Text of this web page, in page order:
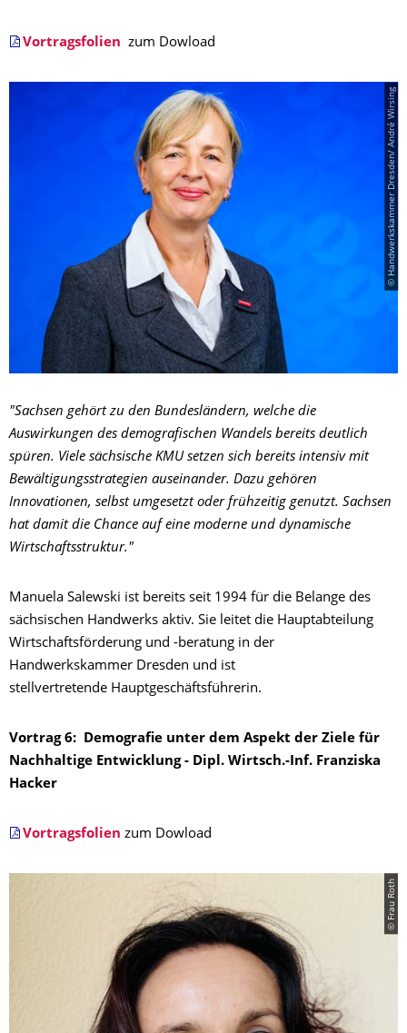
Vortragsfolien zum Dowload
© Handwerkskammer Dresden/ André Wirsing
"Sachsen gehört zu den Bundesländern, welche die
Auswirkungen des demografischen Wandels bereits deutlich
spüren. Viele sächsische KMU setzen sich bereits intensiv mit
Bewältigungsstrategien auseinander. Dazu gehören
Innovationen, selbst umgesetzt oder frühzeitig genutzt. Sachsen
hat damit die Chance auf eine moderne und dynamische
Wirtschaftsstruktur."
Manuela Salewski ist bereits seit 1994 für die Belange des
sächsischen Handwerks aktiv. Sie leitet die Hauptabteilung
Wirtschaftsförderung und -beratung in der
Handwerkskammer Dresden und ist
stellvertretende Hauptgeschäftsführerin.
Vortrag 6: Demografie unter dem Aspekt der Ziele für
Nachhaltige Entwicklung - Dipl. Wirtsch.-Inf. Franziska
Hacker
Vortragsfolien zum Dowload
© Frau Roth